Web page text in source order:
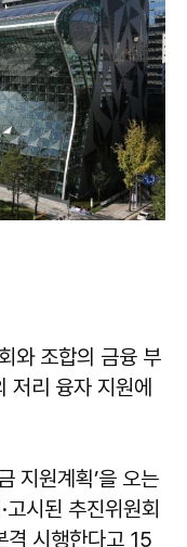
와 조합의 금융 부
저리 융자 지원에
지원계획’을 오는
시된 추진위원회
격 시행한다고 15